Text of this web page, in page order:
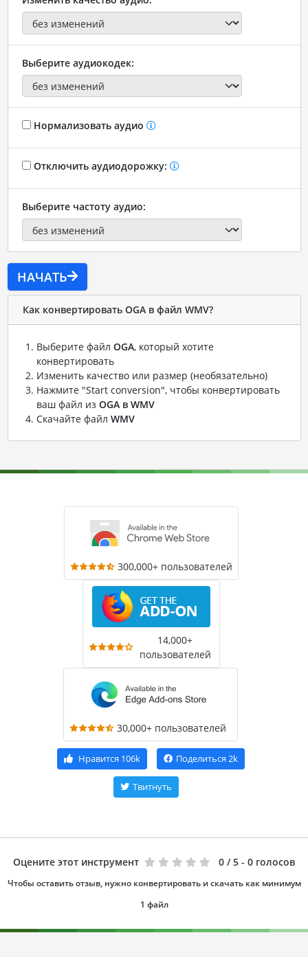
Выберите аудиокодек:
Нормализовать аудио
Отключить аудиодорожку:
Выберите частоту аудио:
НАЧАТЬ
Как конвертировать OGA в файл WMV?
Выберите файл OGA, который хотите
конвертировать
Изменить качество или размер (необязательно)
Нажмите "Start conversion", чтобы конвертировать
ваш файл из OGA в WMV
Скачайте файл WMV
300,000+ пользователей
14,000+
пользователей
30,000+ пользователей
Нравится 106k Поделиться 2k
Твитнуть
Оцените этот инструмент 0 / 5 - 0 голосов
Чтобы оставить отзыв, нужно конвертировать и скачать как минимум
1 файл